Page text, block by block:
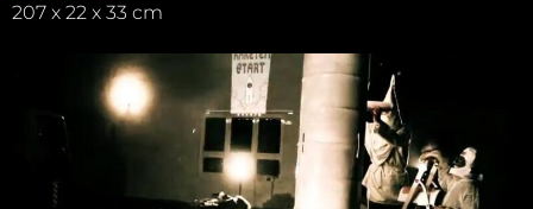
207 x 22 x 33 cm